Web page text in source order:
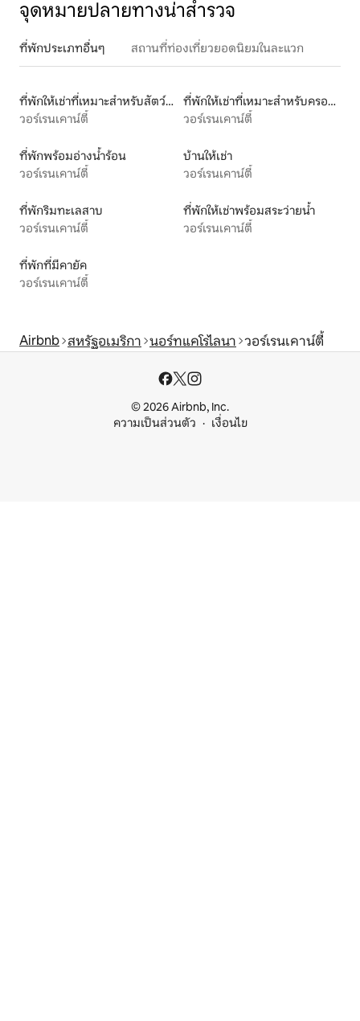
จุดหมายปลายทางน่าสำรวจ
ที่พักประเภทอื่นๆ สถานที่ท่องเที่ยวยอดนิยมในละแวก
ที่พักให้เช่าที่เหมาะสำหรับสัตว์เลี้ยง
วอร์เรนเคาน์ตี้
ที่พักให้เช่าที่เหมาะสำหรับครอบครัว
วอร์เรนเคาน์ตี้
ที่พักพร้อมอ่างน้ำร้อน
วอร์เรนเคาน์ตี้
บ้านให้เช่า
วอร์เรนเคาน์ตี้
ที่พักริมทะเลสาบ
วอร์เรนเคาน์ตี้
ที่พักให้เช่าพร้อมสระว่ายน้ำ
วอร์เรนเคาน์ตี้
ที่พักที่มีคายัค
วอร์เรนเคาน์ตี้
Airbnb สหรัฐอเมริกา นอร์ทแคโรไลนา วอร์เรนเคาน์ตี้
© 2026 Airbnb, Inc.
ความเป็นส่วนตัว
เงื่อนไข